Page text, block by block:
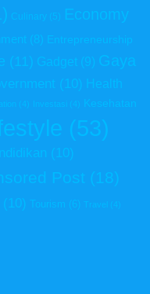
Culinary (5) Economy
(8) Entrepreneurship
(11) Gadget (9) Gaya
(10) Health
(4) Investasi (4) Kesehatan
(53)
(10)
Post (18)
(10) Tourism (6) Travel (4)